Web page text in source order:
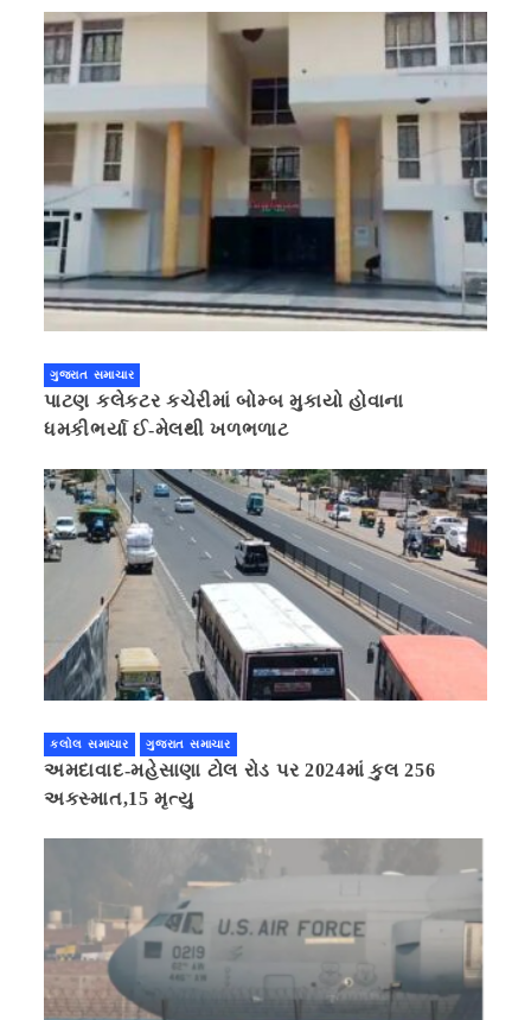
ગુજરાત સમાચાર
પાટણ કલેકટર કચેરીમાં બોમ્બ મુકાયો હોવાના
ધમકીભર્યા ઈ-મેલથી ખળભળાટ
કલોલ સમાચાર ગુજરાત સમાચાર
અમદાવાદ-મહેસાણા ટોલ રોડ પર 2024માં કુલ 256
અકસ્માત,15 મૃત્યુ